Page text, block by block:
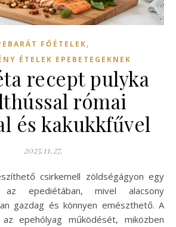
FŐÉTELEK,
ÉTELEK EPEBETEGEKNEK
recept pulyka
római
és kakukkfűvel
2025.11.27.
az epediétában, mivel alacsony
gazdag és könnyen emészthető. A
epehólyag működését, miközben